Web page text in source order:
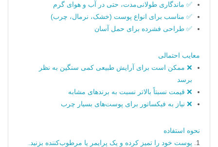
✅ ماندگاری طولانی‌مدت، حتی در آب و هوای گرم
✅ مناسب برای انواع پوست (خشک، نرمال، چرب)
✅ طراحی فشرده برای حمل آسان
معایب احتمالی
❌ ممکن است برای آرایش طبیعی کمی سنگین به نظر
برسد
❌ قیمت نسبتاً بالاتر نسبت به برندهای مشابه
❌ نیاز به فیکساتور برای پوست‌های بسیار چرب
نحوه استفاده
پوست خود را تمیز کرده و یک پرایمر یا مرطوب‌کننده بزنید.